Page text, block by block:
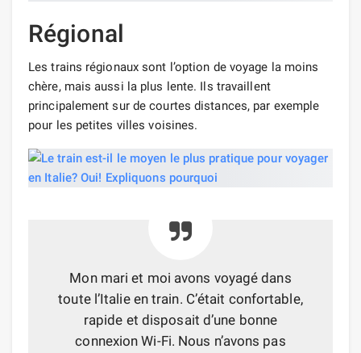
Régional
Les trains régionaux sont l’option de voyage la moins
chère, mais aussi la plus lente. Ils travaillent
principalement sur de courtes distances, par exemple
pour les petites villes voisines.
Mon mari et moi avons voyagé dans
toute l’Italie en train. C’était confortable,
rapide et disposait d’une bonne
connexion Wi-Fi. Nous n’avons pas